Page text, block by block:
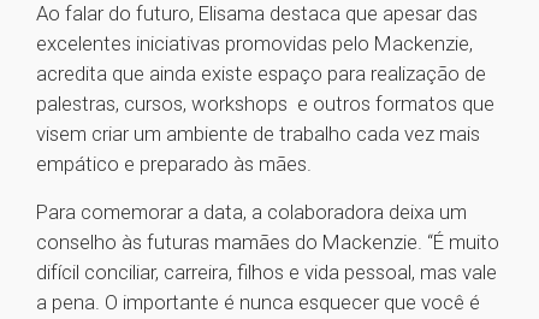
Ao falar do futuro, Elisama destaca que apesar das
excelentes iniciativas promovidas pelo Mackenzie,
acredita que ainda existe espaço para realização de
palestras, cursos, workshops e outros formatos que
visem criar um ambiente de trabalho cada vez mais
empático e preparado às mães.
Para comemorar a data, a colaboradora deixa um
conselho às futuras mamães do Mackenzie. “É muito
difícil conciliar, carreira, filhos e vida pessoal, mas vale
a pena. O importante é nunca esquecer que você é